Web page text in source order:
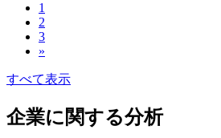
1
2
3
»
すべて表示
企業に関する分析